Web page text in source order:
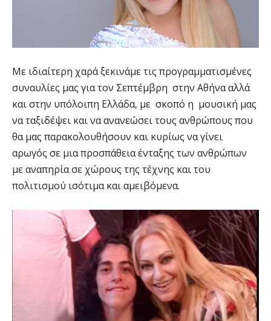
Με ιδιαίτερη χαρά ξεκινάμε τις προγραμματισμένες
συναυλίες μας για τον Σεπτέμβρη στην Αθήνα αλλά
και στην υπόλοιπη Ελλάδα, με σκοπό η μουσική μας
να ταξιδέψει και να ανανεώσει τους ανθρώπους που
θα μας παρακολουθήσουν και κυρίως να γίνει
αρωγός σε μια προσπάθεια ένταξης των ανθρώπων
με αναπηρία σε χώρους της τέχνης και του
πολιτισμού ισότιμα και αμειβόμενα.